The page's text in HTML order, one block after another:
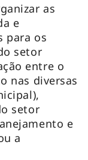
as
e
para os
setor
entre o
nas diversas
setor
e
a